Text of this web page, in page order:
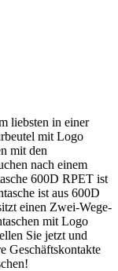
liebsten in einer
mit Logo
mit den
nach einem
600D RPET ist
ist aus 600D
einen Zwei-Wege-
mit Logo
Sie jetzt und
Geschäftskontakte